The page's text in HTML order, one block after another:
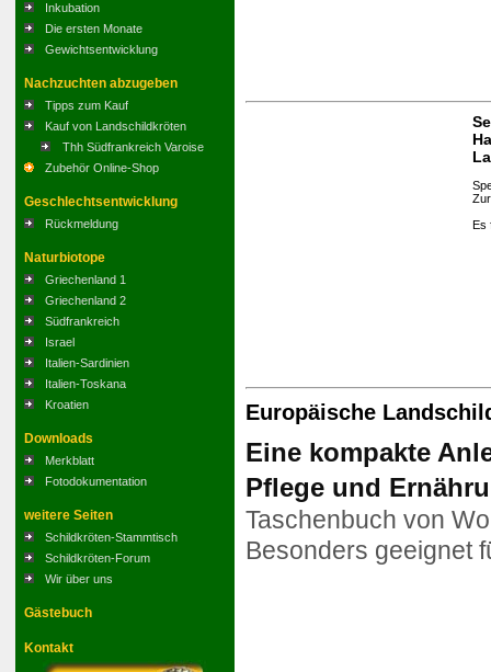
Inkubation
Die ersten Monate
Gewichtsentwicklung
Nachzuchten abzugeben
Tipps zum Kauf
Kauf von Landschildkröten
Thh Südfrankreich Varoise
Zubehör Online-Shop
Geschlechtsentwicklung
Rückmeldung
Naturbiotope
Griechenland 1
Griechenland 2
Südfrankreich
Israel
Italien-Sardinien
Italien-Toskana
Kroatien
Downloads
Merkblatt
Fotodokumentation
weitere Seiten
Schildkröten-Stammtisch
Schildkröten-Forum
Wir über uns
Gästebuch
Kontakt
Es
Europäische
Eine kompakte
Pflege und
Taschenbuch von
Besonders geeignet